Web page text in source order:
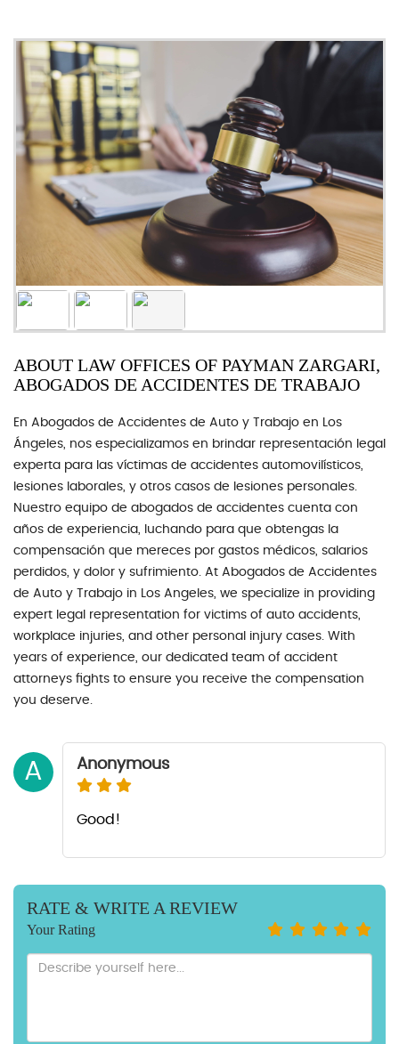
ABOUT LAW OFFICES OF PAYMAN ZARGARI,
ABOGADOS DE ACCIDENTES DE TRABAJO
En Abogados de Accidentes de Auto y Trabajo en Los
Ángeles, nos especializamos en brindar representación legal
experta para las víctimas de accidentes automovilísticos,
lesiones laborales, y otros casos de lesiones personales.
Nuestro equipo de abogados de accidentes cuenta con
años de experiencia, luchando para que obtengas la
compensación que mereces por gastos médicos, salarios
perdidos, y dolor y sufrimiento. At Abogados de Accidentes
de Auto y Trabajo in Los Angeles, we specialize in providing
expert legal representation for victims of auto accidents,
workplace injuries, and other personal injury cases. With
years of experience, our dedicated team of accident
attorneys fights to ensure you receive the compensation
you deserve.
A Anonymous
Good!
RATE & WRITE A REVIEW
Your Rating